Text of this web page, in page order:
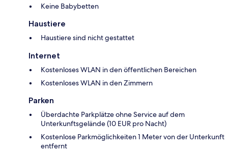
Keine Babybetten
Haustiere
Haustiere sind nicht gestattet
Internet
Kostenloses WLAN in den öffentlichen Bereichen
Kostenloses WLAN in den Zimmern
Parken
Überdachte Parkplätze ohne Service auf dem
Unterkunftsgelände (10 EUR pro Nacht)
Kostenlose Parkmöglichkeiten 1 Meter von der Unterkunft
entfernt